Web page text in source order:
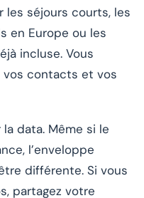
les séjours courts, les
en Europe ou les
incluse. Vous
vos contacts et vos
data. Même si le
l’enveloppe
différente. Si vous
partagez votre